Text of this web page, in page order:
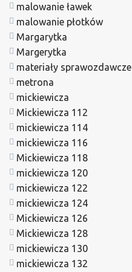
malowanie ławek
malowanie płotków
Margarytka
Margerytka
materiały sprawozdawcze
metrona
mickiewicza
Mickiewicza 112
mickiewicza 114
mickiewicza 116
Mickiewicza 118
mickiewicza 120
mickiewicza 122
mickiewicza 124
Mickiewicza 126
Mickiewicza 128
mickiewicza 130
mickiewicza 132